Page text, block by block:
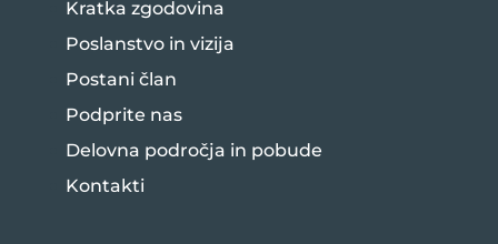
Kratka zgodovina
Poslanstvo in vizija
Postani član
Podprite nas
Delovna področja in pobude
Kontakti